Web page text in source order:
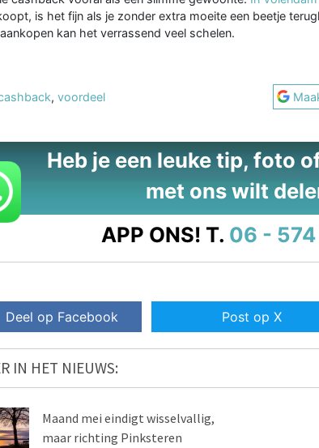
is het fijn als je zonder extra moeite een beetje
kan het verrassend veel schelen.
, voordeel
Heb je een leuke tip, foto
met ons wilt
APP ONS! T. 06 - 574
Deel op Facebook Post op X
IN HET NIEUWS:
Maand mei eindigt wisselvallig,
maar richting Pinksteren